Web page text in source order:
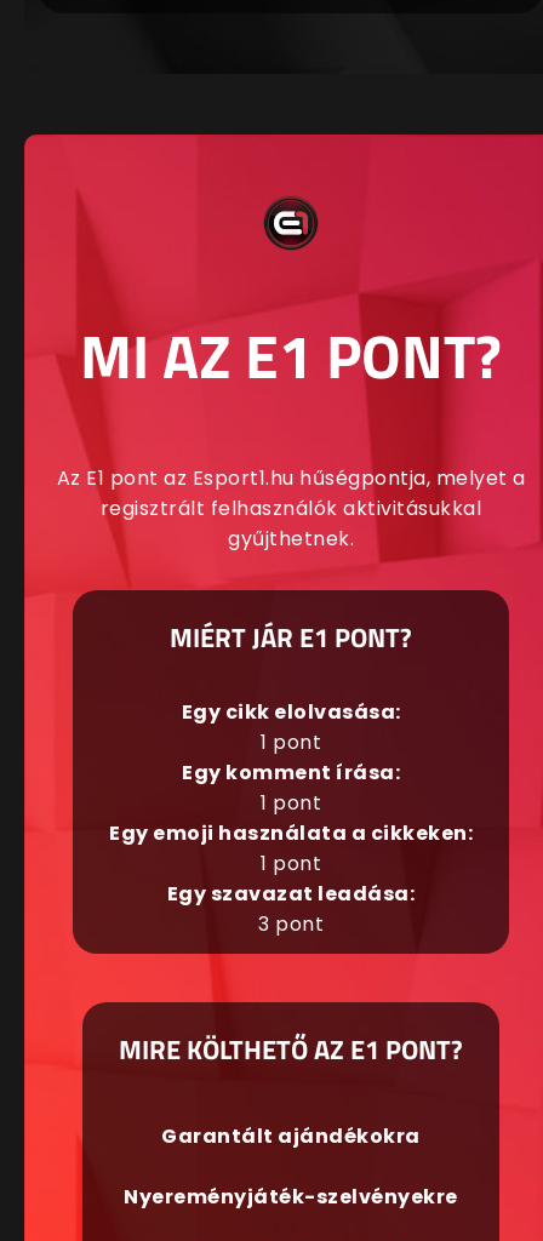
MI AZ E1 PONT?
Az E1 pont az Esport1.hu hűségpontja, melyet a
regisztrált felhasználók aktivitásukkal
gyűjthetnek.
MIÉRT JÁR E1 PONT?
Egy cikk elolvasása:
1 pont
Egy komment írása:
1 pont
Egy emoji használata a cikkeken:
1 pont
Egy szavazat leadása:
3 pont
MIRE KÖLTHETŐ AZ E1 PONT?
Garantált ajándékokra
Nyereményjáték-szelvényekre